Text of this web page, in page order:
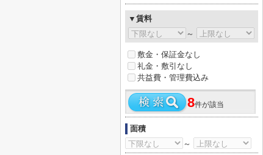
▼賃料
～
敷金・保証金なし
礼金・敷引なし
共益費・管理費込み
8件が該当
面積
～